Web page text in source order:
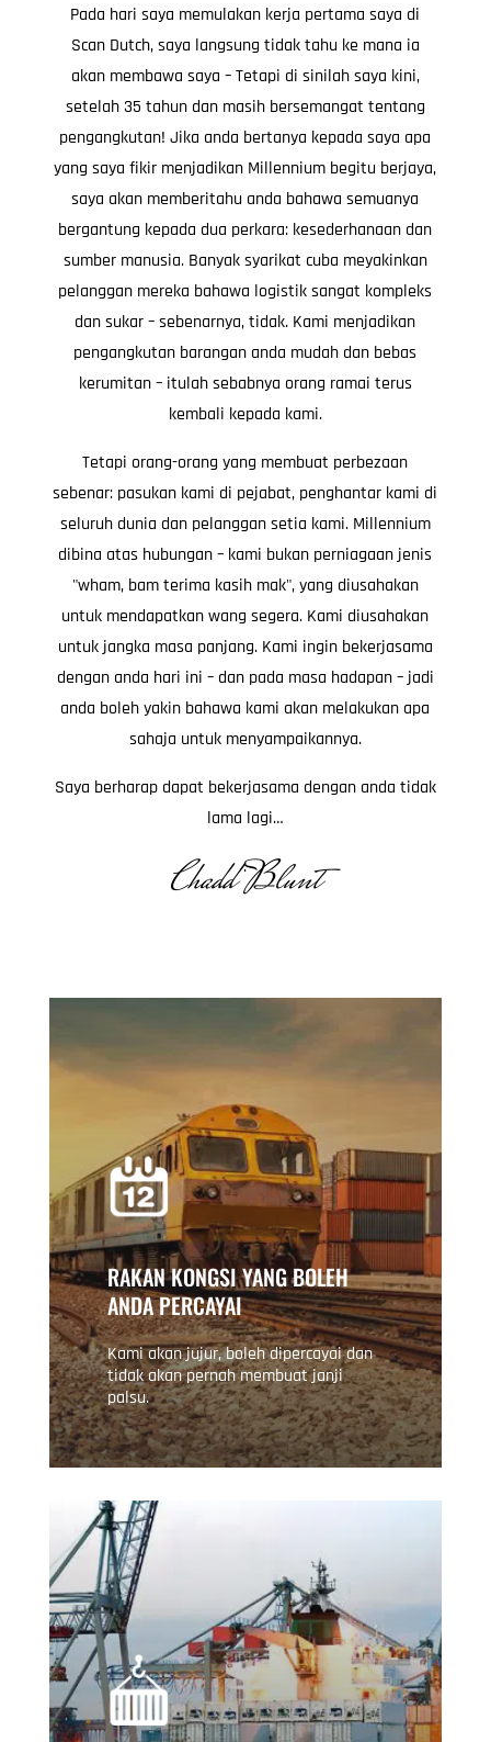
Pada hari saya memulakan kerja pertama saya di
Scan Dutch, saya langsung tidak tahu ke mana ia
akan membawa saya – Tetapi di sinilah saya kini,
setelah 35 tahun dan masih bersemangat tentang
pengangkutan! Jika anda bertanya kepada saya apa
yang saya fikir menjadikan Millennium begitu berjaya,
saya akan memberitahu anda bahawa semuanya
bergantung kepada dua perkara: kesederhanaan dan
sumber manusia. Banyak syarikat cuba meyakinkan
pelanggan mereka bahawa logistik sangat kompleks
dan sukar – sebenarnya, tidak. Kami menjadikan
pengangkutan barangan anda mudah dan bebas
kerumitan – itulah sebabnya orang ramai terus
kembali kepada kami.
Tetapi orang-orang yang membuat perbezaan
sebenar: pasukan kami di pejabat, penghantar kami di
seluruh dunia dan pelanggan setia kami. Millennium
dibina atas hubungan – kami bukan perniagaan jenis
"wham, bam terima kasih mak", yang diusahakan
untuk mendapatkan wang segera. Kami diusahakan
untuk jangka masa panjang. Kami ingin bekerjasama
dengan anda hari ini – dan pada masa hadapan – jadi
anda boleh yakin bahawa kami akan melakukan apa
sahaja untuk menyampaikannya.
Saya berharap dapat bekerjasama dengan anda tidak
lama lagi…
.
Chadd Blunt
RAKAN KONGSI YANG BOLEH
ANDA PERCAYAI
Kami akan jujur, boleh dipercayai dan
tidak akan pernah membuat janji
palsu.